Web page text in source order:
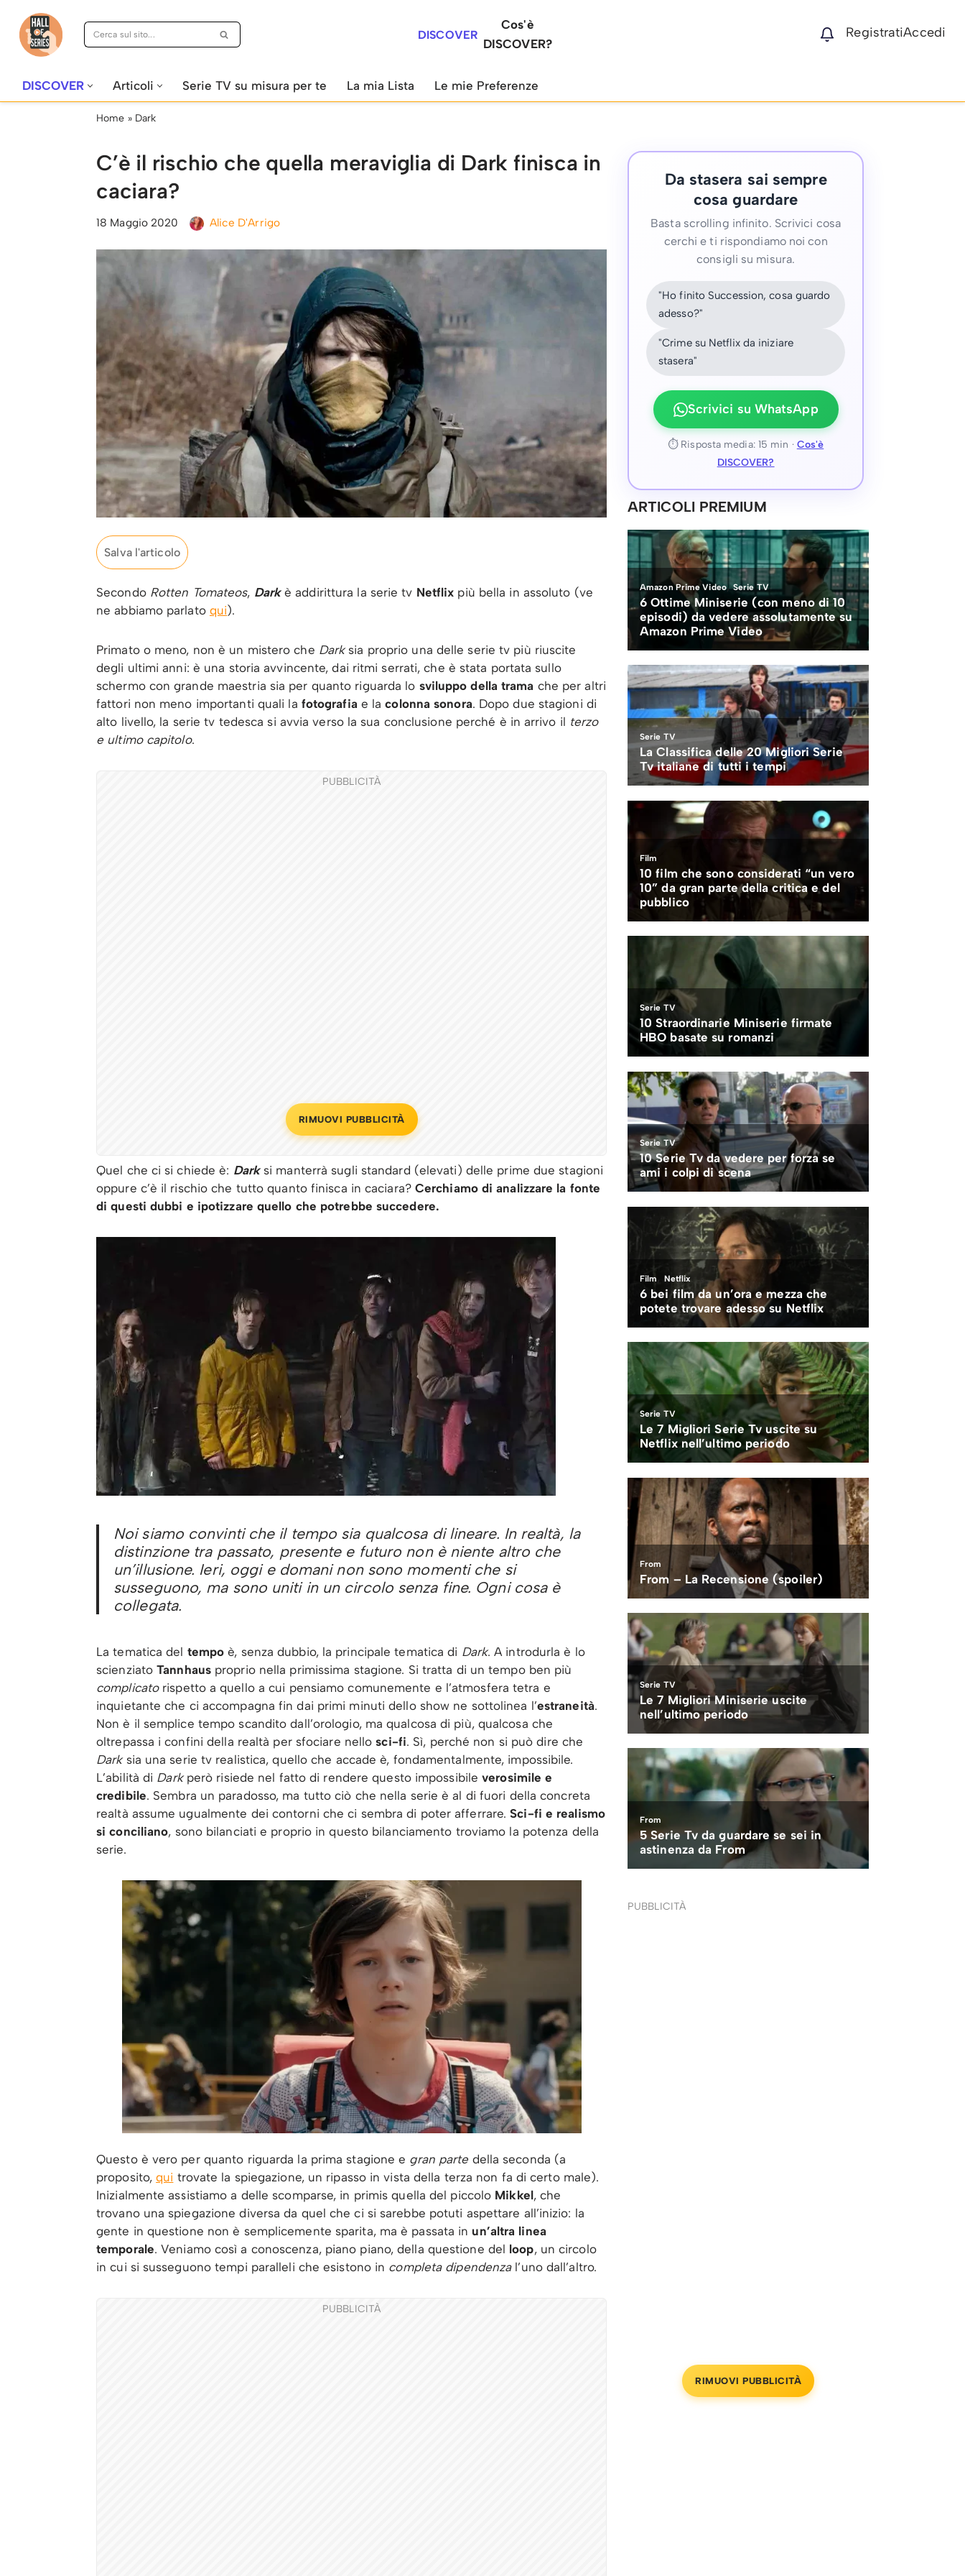
Vai
DISCOVER
Cos'è
DISCOVER?
RegistratiAccedi
DISCOVER Articoli Serie TV su misura per te La mia Lista Le mie Preferenze
Home » Dark
C’è il rischio che quella meraviglia di Dark finisca in
caciara?
18 Maggio 2020 Alice D'Arrigo
Salva l'articolo
Secondo Rotten Tomateos, Darkè addirittura la serie tv Netflix più bella in assoluto (ve
ne abbiamo parlato qui).
Primato o meno, non è un mistero che Darksia proprio una delle serie tv più riuscite
degli ultimi anni: è una storia avvincente, dai ritmi serrati, che è stata portata sullo
schermo con grande maestria sia per quanto riguarda lo sviluppo della trama che per altri
fattori non meno importanti quali la fotografia e lacolonna sonora. Dopo due stagioni di
alto livello, la serie tv tedesca si avvia verso la sua conclusione perché è in arrivo il terzo
e ultimo capitolo.
PUBBLICITÀ
RIMUOVI PUBBLICITÀ
Quel che ci si chiede è: Darksi manterrà sugli standard (elevati) delle prime due stagioni
oppure c’è il rischio che tutto quanto finisca in caciara? Cerchiamo di analizzare la fonte
di questi dubbi e ipotizzare quello che potrebbe succedere.
Noi siamo convinti che il tempo sia qualcosa di lineare. In realtà, la
distinzione tra passato, presente e futuro non è niente altro che
un’illusione. Ieri, oggi e domani non sono momenti che si
susseguono, ma sono uniti in un circolo senza fine. Ogni cosa è
collegata.
La tematica del tempo è, senza dubbio, la principale tematica di Dark. A introdurla è lo
scienziatoTannhausproprio nella primissima stagione. Si tratta di un tempo ben più
complicatorispetto a quello a cui pensiamo comunemente e l’atmosfera tetra e
inquietante che ci accompagna fin dai primi minuti dello show ne sottolinea l’estraneità.
Non è il semplice tempo scandito dall’orologio, ma qualcosa di più, qualcosa che
oltrepassa i confini della realtà per sfociare nellosci-fi. Sì, perché non si può dire che
Darksia una serie tv realistica, quello che accade è, fondamentalmente, impossibile.
L’abilità di Darkperò risiede nel fatto di rendere questo impossibileverosimile e
credibile. Sembra un paradosso, ma tutto ciò che nella serie è al di fuori della concreta
realtà assume ugualmente dei contorni che ci sembra di poter afferrare.Sci-fi e realismo
si conciliano, sono bilanciati e proprio in questo bilanciamento troviamo la potenza della
serie.
Questo è vero per quanto riguarda la prima stagione e gran parte della seconda (a
proposito,qui trovate la spiegazione, un ripasso in vista della terza non fa di certo male).
Inizialmente assistiamo a delle scomparse, in primis quella del piccolo Mikkel, che
trovano una spiegazione diversa da quel che ci si sarebbe potuti aspettare all’inizio: la
gente in questione non è semplicemente sparita, ma è passata in un’altra linea
temporale. Veniamo così a conoscenza, piano piano, della questione del loop, un circolo
in cui si susseguono tempi paralleli che esistono in completa dipendenzal’uno dall’altro.
PUBBLICITÀ
Da stasera sai sempre
cosa guardare
Basta scrolling infinito. Scrivici cosa
cerchi e ti rispondiamo noi con
consigli su misura.
"Ho finito Succession, cosa guardo
adesso?"
"Crime su Netflix da iniziare
stasera"
Scrivici su WhatsApp
⏱ Risposta media: 15 min · Cos'è
DISCOVER?
ARTICOLI PREMIUM
PUBBLICITÀ
RIMUOVI PUBBLICITÀ